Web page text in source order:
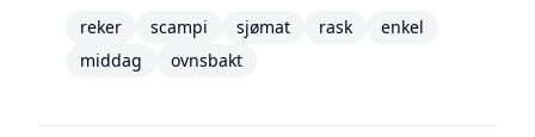
reker scampi sjømat rask
enkel
middag
ovnsbakt